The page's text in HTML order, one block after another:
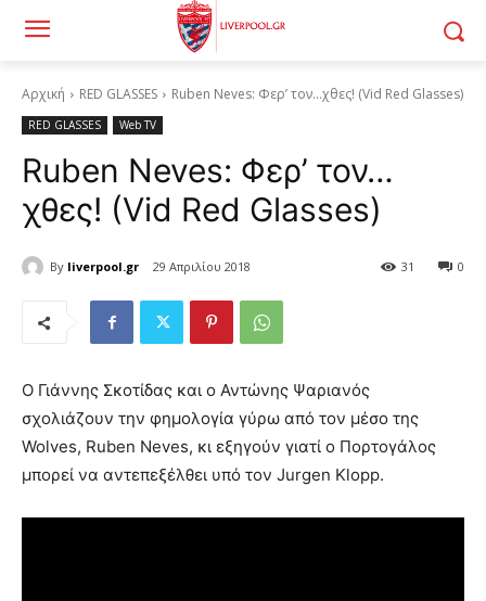
Αρχική RED GLASSES Ruben Neves: Φερ’ τον…χθες! (Vid Red Glasses)
RED GLASSES Web TV
Ruben Neves: Φερ’ τον…
χθες! (Vid Red Glasses)
By liverpool.gr 29 Απριλίου 2018 0
31
Ο Γιάννης Σκοτίδας και ο Αντώνης Ψαριανός
σχολιάζουν την φημολογία γύρω από τον μέσο της
Wolves, Ruben Neves, κι εξηγούν γιατί ο Πορτογάλος
μπορεί να αντεπεξέλθει υπό τον Jurgen Klopp.